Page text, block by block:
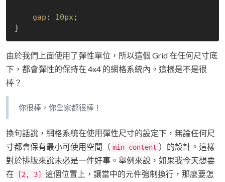
gap : 10px ;
由於我們上面使用了彈性單位，所以這個 Grid 在任何尺寸底
下，都會彈性的保持在 4x4 的網格系統內。這樣是不是很
棒？
你很棒，你全家都很棒！
換句話說，網格系統在使用彈性尺寸的設定下，無論任何尺
寸都會保有最小可使用空間（ min-content ）的設計。這樣
對於排版來說未必是一件好事。舉例來說，如果我今天想要
在
[2, 3]
這個位置上，讓當中的元件強制換行，那麼要怎